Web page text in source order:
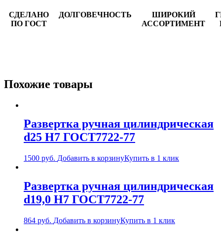
СДЕЛАНО
ПО ГОСТ
ДОЛГОВЕЧНОСТЬ
ШИРОКИЙ
АССОРТИМЕНТ
Похожие товары
Развертка ручная цилиндрическая
d25 Н7 ГОСТ7722-77
1500 руб. Добавить в корзинуКупить в 1 клик
Развертка ручная цилиндрическая
d19,0 Н7 ГОСТ7722-77
864 руб. Добавить в корзинуКупить в 1 клик